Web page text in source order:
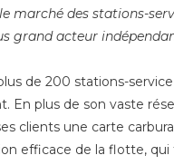
marché des stations-
grand acteur
de 200 stations-
En plus de son vaste
clients une carte
efficace de la flotte,